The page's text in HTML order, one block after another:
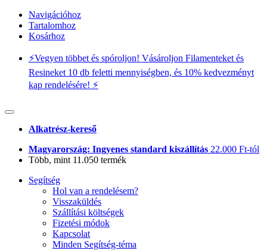
Navigációhoz
Tartalomhoz
Kosárhoz
⚡️Vegyen többet és spóroljon! Vásároljon Filamenteket és
Resineket 10 db feletti mennyiségben, és 10% kedvezményt
kap rendelésére! ⚡️
Alkatrész-kereső
Magyarország: Ingyenes standard kiszállítás 22.000 Ft-tól
Több, mint 11.050 termék
Segítség
Hol van a rendelésem?
Visszaküldés
Szállítási költségek
Fizetési módok
Kapcsolat
Minden Segítség-téma